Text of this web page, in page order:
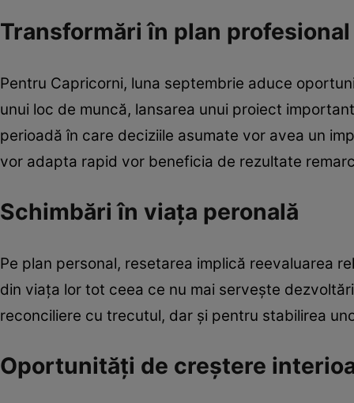
Transformări în plan profesional
Pentru Capricorni, luna septembrie aduce
unui loc de muncă, lansarea unui proiect
perioadă în care deciziile asumate vor avea un
vor adapta rapid vor beneficia de rezultate
Schimbări în viața peronală
Pe plan personal, resetarea implică reevaluarea
din viața lor tot ceea ce nu mai servește
reconciliere cu trecutul, dar și pentru stabilirea
Oportunități de creștere